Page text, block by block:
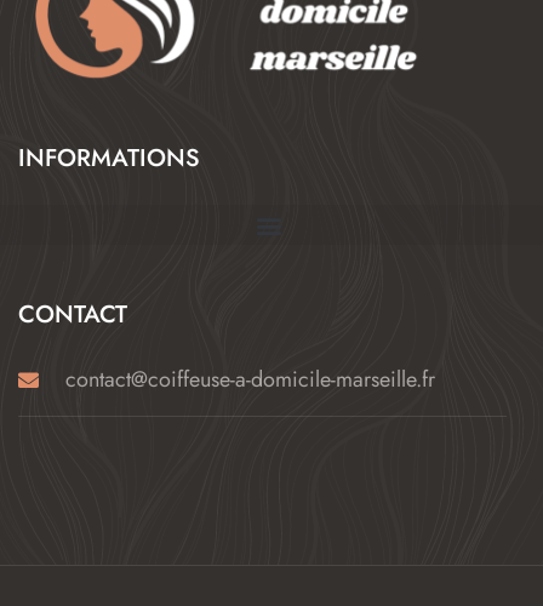
INFORMATIONS
CONTACT
contact@coiffeuse-a-domicile-marseille.fr